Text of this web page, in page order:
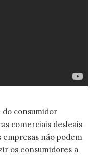
do consumidor
comerciais desleais
empresas não podem
os consumidores a